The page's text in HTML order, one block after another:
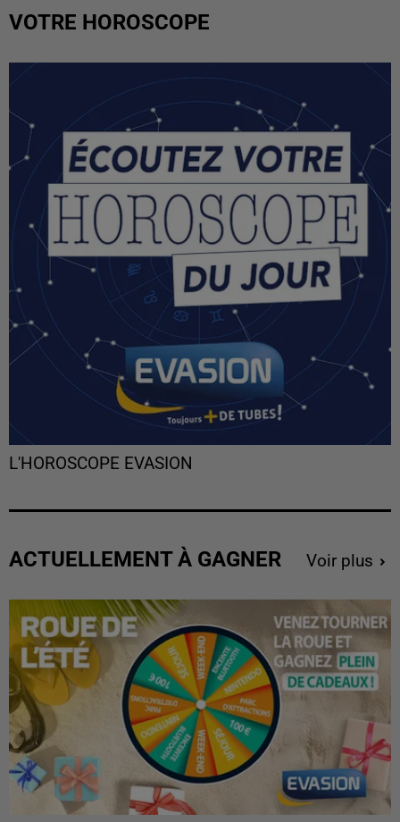
VOTRE HOROSCOPE
L'HOROSCOPE EVASION
ACTUELLEMENT À GAGNER Voir plus